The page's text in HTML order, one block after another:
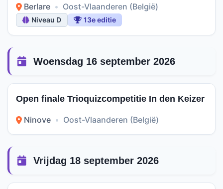
Berlare • Oost-Vlaanderen (België)
Niveau D 13e editie
Woensdag 16 september 2026
Open finale Trioquizcompetitie In den Keizer
Ninove • Oost-Vlaanderen (België)
Vrijdag 18 september 2026